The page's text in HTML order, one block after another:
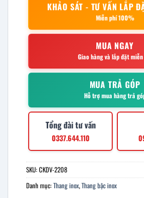
KHẢO SÁT - TƯ VẤN LẮP
Miễn phí 100%
MUA NGAY
Giao hàng và lắp đặt
MUA TRẢ GÓP
Hỗ trợ mua hàng trả
Tổng đài tư vấn
0337.644.110
SKU:CKDV-2208
Danh mục:Thang inox,Thang bậc inox